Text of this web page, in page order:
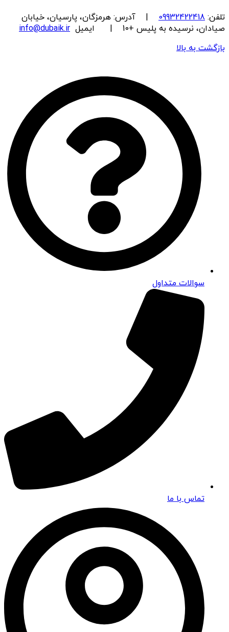
تلفن: 09932422418 | آدرس: هرمزگان، پارسیان، خیابان
صیادان، نرسیده به پلیس +10 | ایمیل
info@dubaik.ir
بازگشت به بالا
سوالات متداول
تماس با ما